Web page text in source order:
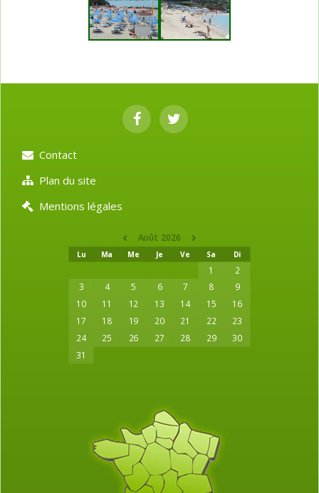
Contact
Plan du site
Mentions légales
Août 2026
Lu Ma Me Je Ve Sa Di
1
2
3
4 5 6 7 8
9
10
11 12 13 14 15 16
17 18 19 20 21 22 23
24 25 26 27 28 29
30
31